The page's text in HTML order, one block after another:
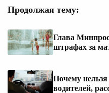
Продолжая тему:
Глава
штрафах за
Почему
водителей,